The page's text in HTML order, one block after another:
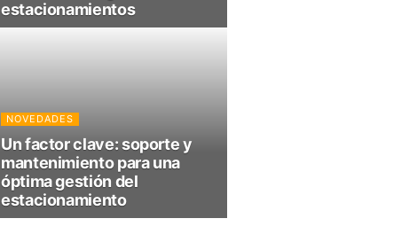
estacionamientos
NOVEDADES
Un factor clave: soporte y
mantenimiento para una
óptima gestión del
estacionamiento